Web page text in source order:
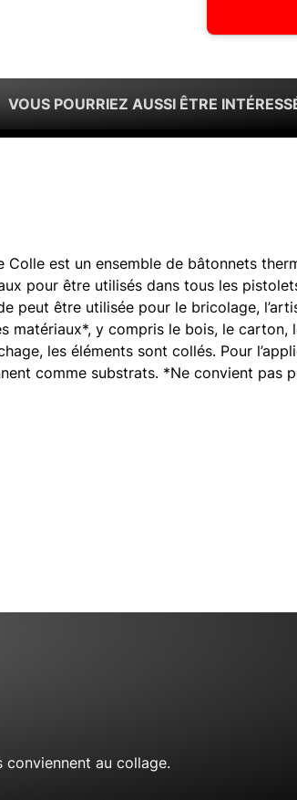
VOUS POURRIEZ AUSSI ÊTRE
Colle est un ensemble de bâtonnets
pour être utilisés dans tous les
peut être utilisée pour le bricolage,
y compris le bois, le carton,
les éléments sont collés. Pour
comme substrats. *Ne convient pas
au collage.